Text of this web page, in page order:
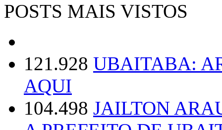
POSTS MAIS VISTOS
121.928 UBAITABA:
AQUI
104.498 JAILTON